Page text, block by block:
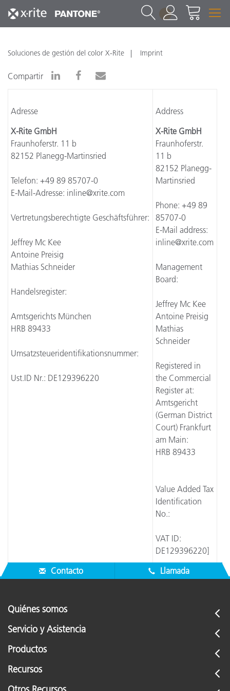
1
Soluciones de gestión del color X-Rite Imprint
Compartir
Adresse
X-Rite GmbH
Fraunhoferstr. 11 b
82152 Planegg-Martinsried
Telefon: +49 89 85707-0
E-Mail-Adresse: inline@xrite.com
Vertretungsberechtigte Geschäftsführer:
Jeffrey Mc Kee
Antoine Preisig
Mathias Schneider
Handelsregister:
Amtsgerichts München
HRB 89433
Umsatzsteueridentifikationsnummer:
Ust.ID Nr.: DE129396220
Address
X-Rite GmbH
Fraunhoferstr.
11 b
82152 Planegg-
Martinsried
Phone: +49 89
85707-0
E-Mail address:
inline@xrite.com
Management
Board:
Jeffrey Mc Kee
Antoine Preisig
Mathias
Schneider
Registered in
the Commercial
Register at:
Amtsgericht
(German District
Court) Frankfurt
am Main:
HRB 89433
Value Added Tax
Identification
No.:
VAT ID:
DE129396220]
Contacto
Llamada
Quiénes somos
Servicio y Asistencia
Productos
Recursos